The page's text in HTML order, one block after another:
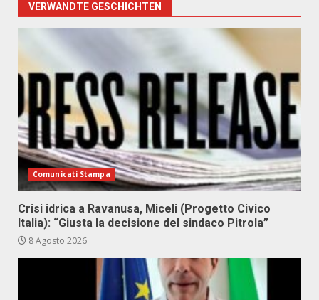
VERWANDTE GESCHICHTEN
Comunicati Stampa
Crisi idrica a Ravanusa, Miceli (Progetto Civico
Italia): “Giusta la decisione del sindaco Pitrola”
8 Agosto 2026